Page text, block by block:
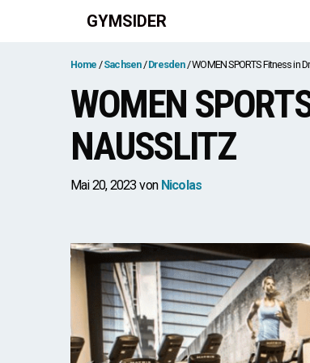
GYMSIDER
Home Sachsen Dresden WOMEN SPORTS Fitness in
WOMEN
NAUSSLITZ
Mai 20, 2023 von Nicolas